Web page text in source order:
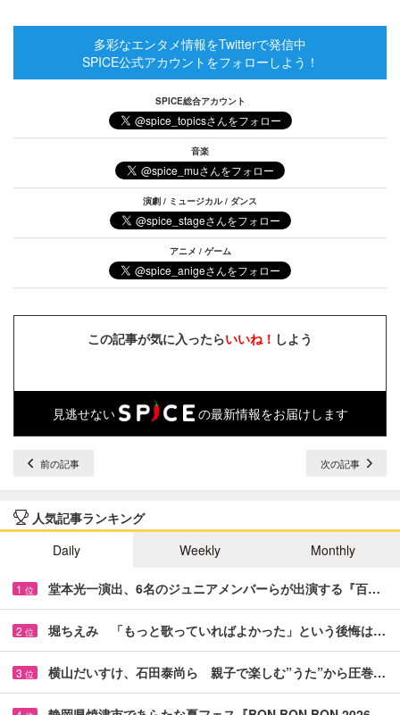
多彩なエンタメ情報をTwitterで発信中
SPICE公式アカウントをフォローしよう！
SPICE総合アカウント
音楽
演劇 / ミュージカル / ダンス
アニメ / ゲーム
この記事が気に入ったらいいね！ しよう
見逃せない の最新情報をお届けします
前の記事 次の記事
人気記事ランキング
Daily
Weekly Monthly
1 位 堂本光一演出、6名のジュニアメンバーらが出演する『百…
2 位 堀ちえみ 「もっと歌っていればよかった」という後悔は…
3 位 横山だいすけ、石田泰尚ら 親子で楽しむ”うた”から圧巻…